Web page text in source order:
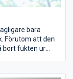
bara
Förutom att den
bort fukten ur